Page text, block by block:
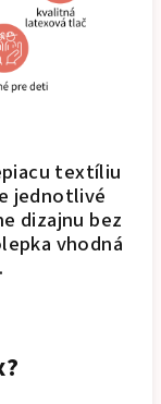
textíliu
jednotlivé
dizajnu bez
vhodná